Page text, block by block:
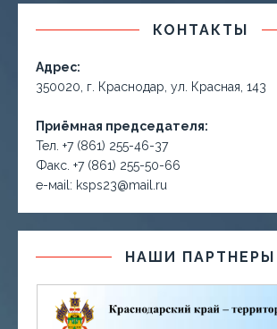
КОНТАКТЫ
Адрес:
350020, г. Краснодар, ул. Красная, 143
Приёмная председателя:
Тел. +7 (861) 255-46-37
Факс. +7 (861) 255-50-66
е-маil: ksps23@mail.ru
НАШИ ПАРТНЕРЫ